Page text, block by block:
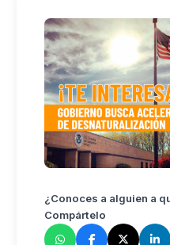
¿Conoces a alguien a
Compártelo